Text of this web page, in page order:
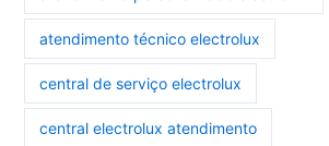
atendimento técnico electrolux
central de serviço electrolux
central electrolux atendimento